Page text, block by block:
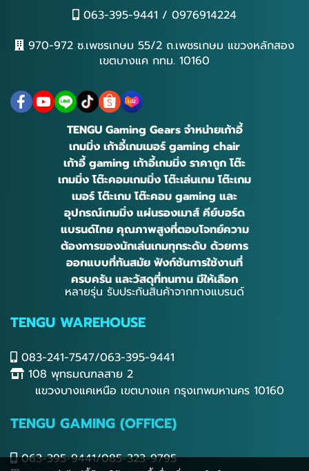
063-395-9441 / 0976914224
970-972 ซ.เพชรเกษม 55/2 ถ.เพชรเกษม แขวงหลักสอง
เขตบางแค กทม. 10160
TENGU Gaming Gears จำหน่ายเก้าอี้
เกมมิ่ง เก้าอี้เกมเมอร์ gaming chair
เก้าอี้ gaming เก้าอี้เกมมิ่ง ราคาถูก โต๊ะ
เกมมิ่ง โต๊ะคอมเกมมิ่ง โต๊ะเล่นเกม โต๊ะเกม
เมอร์ โต๊ะเกม โต๊ะคอม gaming และ
อุปกรณ์เกมมิ่ง แผ่นรองเมาส์ คีย์บอร์ด
แบรนด์ไทย คุณภาพสูงที่ตอบโจทย์ความ
ต้องการของนักเล่นเกมทุกระดับ ด้วยการ
ออกแบบที่ทันสมัย ฟังก์ชันการใช้งานที่
ครบครัน และวัสดุที่ทนทาน มีให้เลือก
หลายรุ่น รับประกันสินค้าจากทางแบรนด์
TENGU WAREHOUSE
083-241-7547/063-395-9441
108 พุทธมณฑลสาย 2
แขวงบางแคเหนือ เขตบางแค กรุงเทพมหานคร 10160
TENGU GAMING (OFFICE)
063-395-9441/085-323-9795